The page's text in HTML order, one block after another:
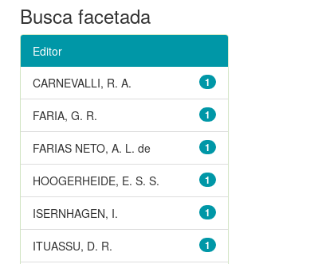
Busca facetada
Editor
1
CARNEVALLI, R. A.
1
FARIA, G. R.
1
FARIAS NETO, A. L. de
1
HOOGERHEIDE, E. S. S.
1
ISERNHAGEN, I.
1
ITUASSU, D. R.